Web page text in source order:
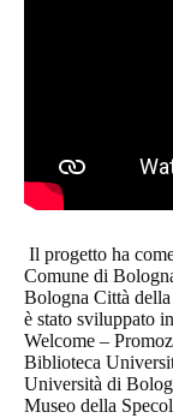
Il progetto ha
Comune di
Bologna Città
è stato sviluppato
Welcome –
Biblioteca
Università di
Museo della